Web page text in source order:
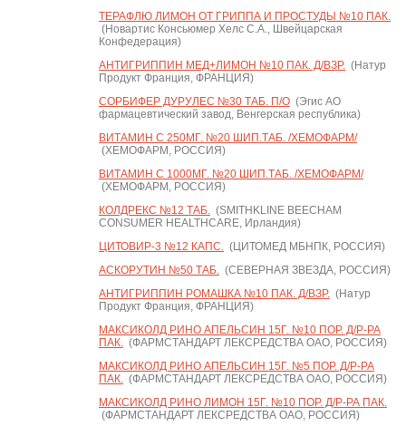
ТЕРАФЛЮ ЛИМОН ОТ ГРИППА И ПРОСТУДЫ №10 ПАК.
(Новартис Консьюмер Хелс С.А., Швейцарская
Конфедерация)
АНТИГРИППИН МЕД+ЛИМОН №10 ПАК. Д/ВЗР.(Натур
Продукт Франция, ФРАНЦИЯ)
СОРБИФЕР ДУРУЛЕС №30 ТАБ. П/О(Эгис АО
фармацевтический завод, Венгерская республика)
ВИТАМИН С 250МГ. №20 ШИП.ТАБ. /ХЕМОФАРМ/
(ХЕМОФАРМ, РОССИЯ)
ВИТАМИН С 1000МГ. №20 ШИП.ТАБ. /ХЕМОФАРМ/
(ХЕМОФАРМ, РОССИЯ)
КОЛДРЕКС №12 ТАБ.(SMITHKLINE BEECHAM
CONSUMER HEALTHCARE, Ирландия)
ЦИТОВИР-3 №12 КАПС.(ЦИТОМЕД МБНПК, РОССИЯ)
АСКОРУТИН №50 ТАБ.(СЕВЕРНАЯ ЗВЕЗДА, РОССИЯ)
АНТИГРИППИН РОМАШКА №10 ПАК. Д/ВЗР.(Натур
Продукт Франция, ФРАНЦИЯ)
МАКСИКОЛД РИНО АПЕЛЬСИН 15Г. №10 ПОР. Д/Р-РА
ПАК.(ФАРМСТАНДАРТ ЛЕКСРЕДСТВА ОАО, РОССИЯ)
МАКСИКОЛД РИНО АПЕЛЬСИН 15Г. №5 ПОР. Д/Р-РА
ПАК.(ФАРМСТАНДАРТ ЛЕКСРЕДСТВА ОАО, РОССИЯ)
МАКСИКОЛД РИНО ЛИМОН 15Г. №10 ПОР. Д/Р-РА ПАК.
(ФАРМСТАНДАРТ ЛЕКСРЕДСТВА ОАО, РОССИЯ)